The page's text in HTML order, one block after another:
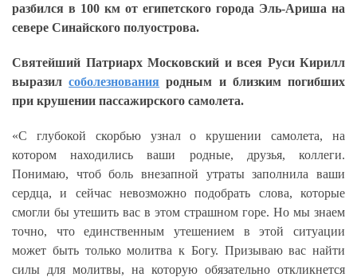
разбился в 100 км от египетского города Эль-Ариша на
севере Синайского полуострова.
Святейший Патриарх Московский и всея Руси Кирилл
выразилсоболезнования родным и близким погибших
при крушении пассажирского самолета.
«С глубокой скорбью узнал о крушении самолета, на
котором находились ваши родные, друзья, коллеги.
Понимаю, чтоб боль внезапной утраты заполнила ваши
сердца, и сейчас невозможно подобрать слова, которые
смогли бы утешить вас в этом страшном горе. Но мы знаем
точно, что единственным утешением в этой ситуации
может быть только молитва к Богу. Призываю вас найти
силы для молитвы, на которую обязательно откликнется